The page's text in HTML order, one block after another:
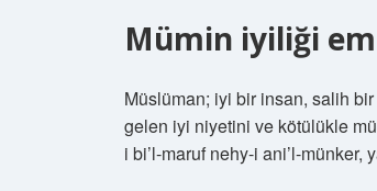
Mümin iyiliği
Müslüman; iyi bir insan, salih
gelen iyi niyetini ve kötülükle
i bi’l-maruf nehy-i ani’l-münker,